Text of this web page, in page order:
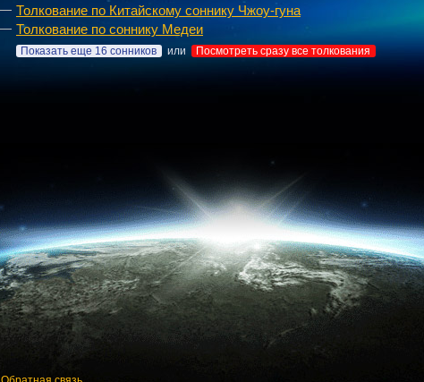
Толкование по Китайскому соннику Чжоу-гуна
Толкование по соннику Медеи
Показать еще 16 сонников или Посмотреть сразу все толкования